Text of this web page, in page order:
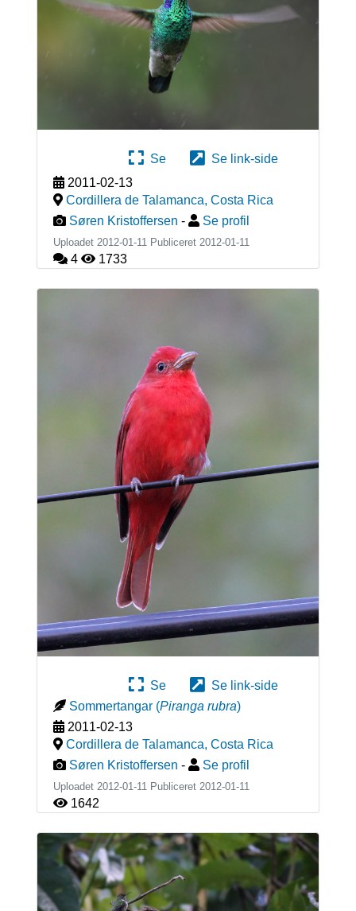
Se
Se link-side
2011-02-13
Cordillera de Talamanca, Costa Rica
Søren Kristoffersen - Se profil
Uploadet 2012-01-11 Publiceret 2012-01-11
4 1733
Se
Se link-side
Sommertangar (Piranga rubra)
2011-02-13
Cordillera de Talamanca, Costa Rica
Søren Kristoffersen - Se profil
Uploadet 2012-01-11 Publiceret 2012-01-11
1642